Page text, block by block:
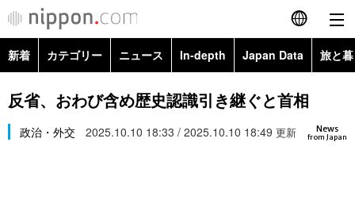
English
简体字
繁體字
新着 カテゴリー ニュース In-depth Japan Data 旅と
政治・外交
経済・ビジネス
Topics
Images
反省、おわび含め歴史認識引き継ぐと首相
News
from Japan
政治・外交 2025.10.10 18:33 / 2025.10.10 18:49 更新